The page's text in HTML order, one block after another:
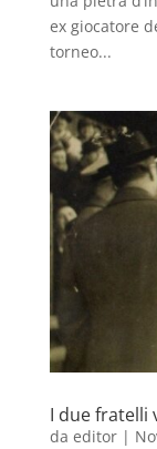
ex giocatore
torneo...
I due fratelli
da editor|